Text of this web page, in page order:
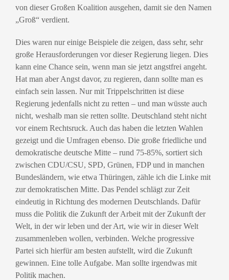
von dieser Großen Koalition ausgehen, damit sie den Namen
„Groß“ verdient.
Dies waren nur einige Beispiele die zeigen, dass sehr, sehr
große Herausforderungen vor dieser Regierung liegen. Dies
kann eine Chance sein, wenn man sie jetzt angstfrei angeht.
Hat man aber Angst davor, zu regieren, dann sollte man es
einfach sein lassen. Nur mit Trippelschritten ist diese
Regierung jedenfalls nicht zu retten – und man wüsste auch
nicht, weshalb man sie retten sollte. Deutschland steht nicht
vor einem Rechtsruck. Auch das haben die letzten Wahlen
gezeigt und die Umfragen ebenso. Die große friedliche und
demokratische deutsche Mitte – rund 75-85%, sortiert sich
zwischen CDU/CSU, SPD, Grünen, FDP und in manchen
Bundesländern, wie etwa Thüringen, zähle ich die Linke mit
zur demokratischen Mitte. Das Pendel schlägt zur Zeit
eindeutig in Richtung des modernen Deutschlands. Dafür
muss die Politik die Zukunft der Arbeit mit der Zukunft der
Welt, in der wir leben und der Art, wie wir in dieser Welt
zusammenleben wollen, verbinden. Welche progressive
Partei sich hierfür am besten aufstellt, wird die Zukunft
gewinnen. Eine tolle Aufgabe. Man sollte irgendwas mit
Politik machen.